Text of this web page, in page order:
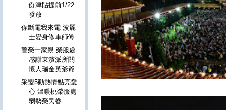
份津貼提前1/22
發放
你斷電我來電 波麗
士變身修車師傅
警榮一家親 榮服處
感謝東濱派所關
懷人瑞金英爺爺
采盟5動熱情點亮愛
心 溫暖桃榮服處
弱勢榮民眷